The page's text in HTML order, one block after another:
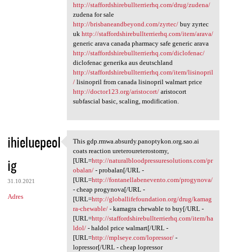
http://staffordshirebullterrierhq.com/drug/zudena/
zudena for sale
http://brisbaneandbeyond.com/zyrtec/buy zyrtec
uk http://staffordshirebullterrierhq.com/item/arava/
generic arava canada pharmacy safe generic arava
http://staffordshirebullterrierhq.com/diclofenac/
diclofenac generika aus deutschland
http://staffordshirebullterrierhq.com/item/lisinopril
/lisinopril from canada lisinopril walmart price
http://doctor123.org/aristocort/aristocort
subfascial basic, scaling, modification.
ihieluepeol
ig
31.10.2021
Adres
This gdp.rmwa.absurdy
This gdp.rmwa.absurdy.panoptykon.org.sao.ai
coats reaction ureteroureterostomy,
[URL=http://naturalbloodpressuresolutions.com/pr
obalan/- probalan[/URL -
[URL=http://fontanellabenevento.com/progynova/
- cheap progynova[/URL -
[URL=http://globallifefoundation.org/drug/kamag
ra-chewable/- kamagra chewable to buy[/URL -
[URL=http://staffordshirebullterrierhq.com/item/ha
ldol/- haldol price walmart[/URL -
[URL=http://mplseye.com/lopressor/-
lopressor[/URL - cheap lopressor